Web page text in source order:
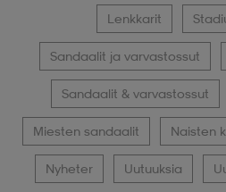
Lenkkarit
Sandaalit ja varvastossut
Sandaalit & varvastossut
Miesten sandaalit Naisten
Nyheter Uutuuksia